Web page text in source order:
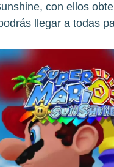
con ellos
llegar a todas